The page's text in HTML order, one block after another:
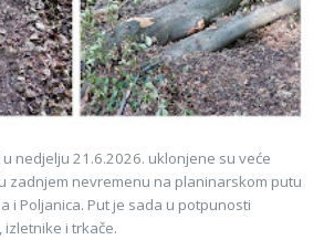
nedjelju 21.6.2026. uklonjene su veće
zadnjem nevremenu na planinarskom putu
i Poljanica. Put je sada u potpunosti
i trkače.